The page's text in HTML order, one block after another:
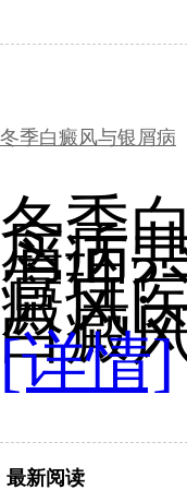
冬季白癜风与银屑病
冬季
屑病
管理?
癜风
白癜
[详情]
最新阅读